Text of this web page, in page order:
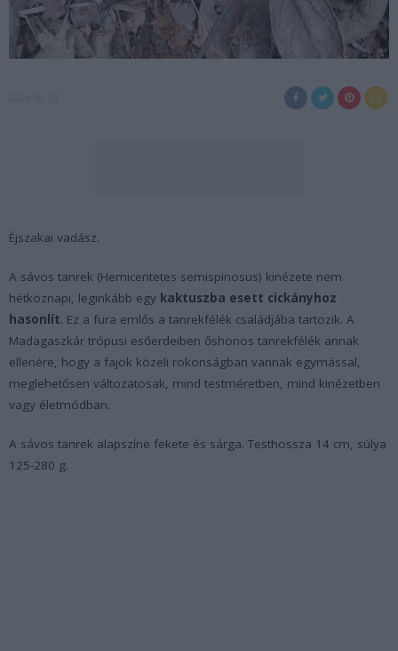
Éjszakai vadász.
A sávos tanrek (Hemicentetes semispinosus) kinézete nem
hétköznapi, leginkább egy kaktuszba esett cickányhoz
hasonlít. Ez a fura emlős a tanrekfélék családjába tartozik. A
Madagaszkár trópusi esőerdeiben őshonos tanrekfélék annak
ellenére, hogy a fajok közeli rokonságban vannak egymással,
meglehetősen változatosak, mind testméretben, mind kinézetben
vagy életmódban.
A sávos tanrek alapszíne fekete és sárga. Testhossza 14 cm, súlya
125-280 g.